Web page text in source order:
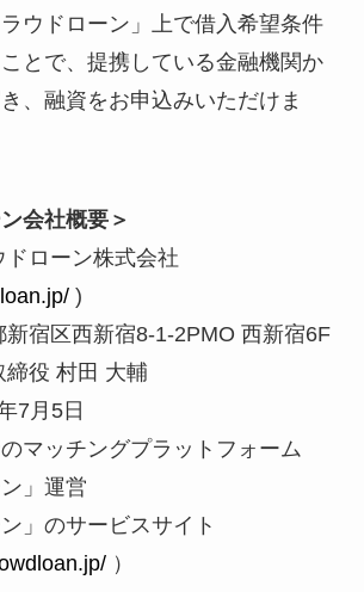
ウドローン」上で借入希望条件
とで、提携している金融機関か
、融資をお申込みいただけま
会社概要＞
ローン株式会社
)
新宿区西新宿8-1-2PMO 西新宿6F
役 村田 大輔
7月5日
マッチングプラットフォーム
」運営
」のサービスサイト
）